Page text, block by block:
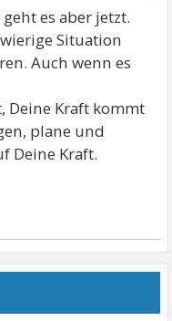
es aber jetzt.
Situation
Auch wenn es
Deine Kraft kommt
plane und
Deine Kraft.